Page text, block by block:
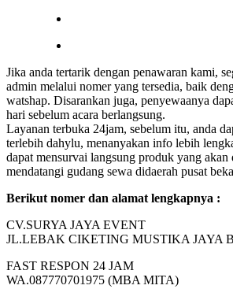
Jika anda tertarik dengan penawaran kami,
admin melalui nomer yang tersedia, baik
watshap. Disarankan juga, penyewaanya
hari sebelum acara berlangsung.
Layanan terbuka 24jam, sebelum itu, anda
terlebih dahylu, menanyakan info lebih
dapat mensurvai langsung produk yang akan
mendatangi gudang sewa didaerah pusat
Berikut nomer dan alamat lengkapnya :
CV.SURYA JAYA EVENT
JL.LEBAK CIKETING MUSTIKA JAYA
FAST RESPON 24 JAM
WA.087770701975 (MBA MITA)